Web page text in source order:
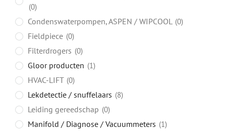
0
Condenswaterpompen, ASPEN / WIPCOOL 0
Fieldpiece 0
Filterdrogers 0
Gloor producten 1
HVAC-LIFT 0
Lekdetectie / snuffelaars 8
Leiding gereedschap 0
Manifold / Diagnose / Vacuummeters 1